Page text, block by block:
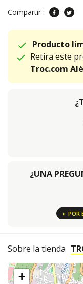
Compartir :
Producto
Retira este
Troc.com
¿UNA
POR
Sobre la tienda
+